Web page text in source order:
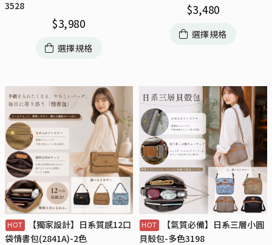
3528
$3,980
選擇規格
$3,480
選擇規格
【獨家設計】日系質感12口
袋情書包(2841A)-2色
【氣質必備】日系三層小圓
貝殼包-多色3198